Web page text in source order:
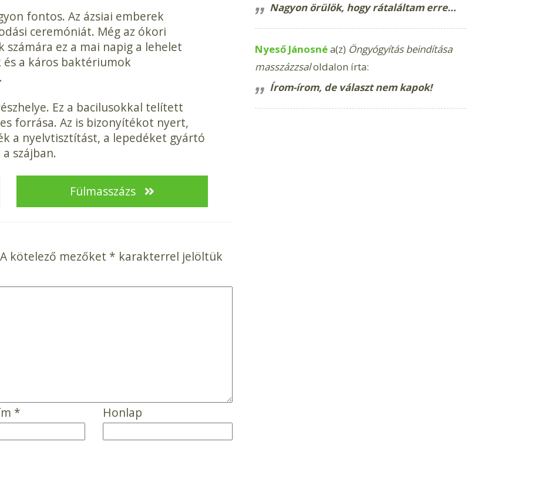
fontos. Az ázsiai emberek
ceremóniát. Még az ókori
ez a mai napig a lehelet
a káros baktériumok
Ez a bacilusokkal telített
forrása. Az is bizonyítékot nyert,
a nyelvtisztítást, a lepedéket gyártó
szájban.
Fülmasszázs
A kötelező mezőket * karakterrel jelöltük
* Honlap
Nagyon örülök, hogy rátaláltam erre…
Nyeső Jánosnéa(z) Öngyógyítás beindítása
masszázzsaloldalon írta:
Írom-írom, de választ nem kapok!